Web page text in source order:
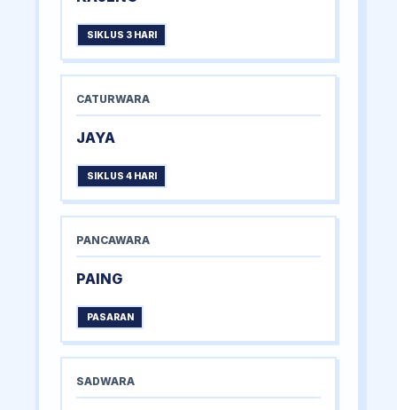
SIKLUS 3 HARI
CATURWARA
JAYA
SIKLUS 4 HARI
PANCAWARA
PAING
PASARAN
SADWARA